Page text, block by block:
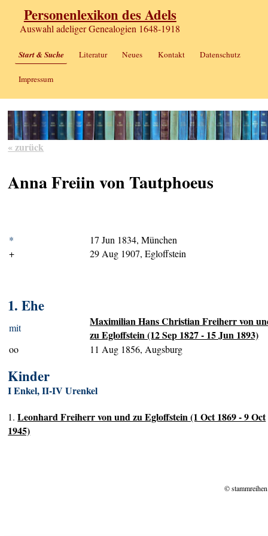
Personenlexikon des Adels
Auswahl adeliger Genealogien 1648-1918
Start & Suche Literatur Neues Kontakt Datenschutz
Impressum
« zurück
Anna Freiin von Tautphoeus
*
17 Jun 1834, München
+
29 Aug 1907, Egloffstein
1. Ehe
mit
Maximilian Hans Christian Freiherr von
zu Egloffstein (12 Sep 1827 - 15 Jun 1893)
oo 11 Aug 1856, Augsburg
Kinder
I Enkel, II-IV Urenkel
1.Leonhard Freiherr von und zu Egloffstein (1 Oct 1869 - 9 Oct
1945)
©